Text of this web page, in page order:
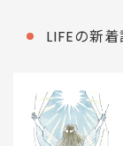
LIFEの新